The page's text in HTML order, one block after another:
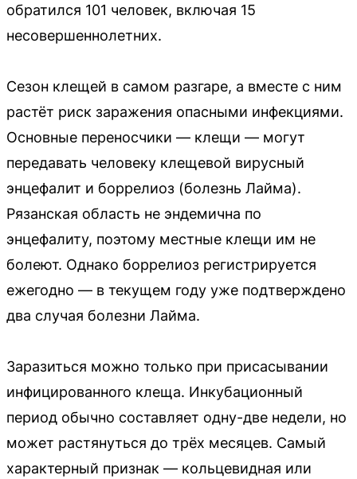
обратился 101 человек, включая 15
несовершеннолетних.
Сезон клещей в самом разгаре, а вместе с ним
растёт риск заражения опасными инфекциями.
Основные переносчики — клещи — могут
передавать человеку клещевой вирусный
энцефалит и боррелиоз (болезнь Лайма).
Рязанская область не эндемична по
энцефалиту, поэтому местные клещи им не
болеют. Однако боррелиоз регистрируется
ежегодно — в текущем году уже подтверждено
два случая болезни Лайма.
Заразиться можно только при присасывании
инфицированного клеща. Инкубационный
период обычно составляет одну-две недели, но
может растянуться до трёх месяцев. Самый
характерный признак — кольцевидная или